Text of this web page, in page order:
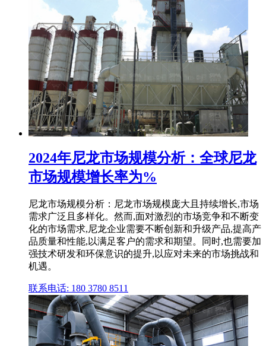
2024年尼龙市场规模分析：全球尼龙
市场规模增长率为%
尼龙市场规模分析：尼龙市场规模庞大且持续增长,市场
需求广泛且多样化。然而,面对激烈的市场竞争和不断变
化的市场需求,尼龙企业需要不断创新和升级产品,提高产
品质量和性能,以满足客户的需求和期望。同时,也需要加
强技术研发和环保意识的提升,以应对未来的市场挑战和
机遇。
联系电话: 180 3780 8511